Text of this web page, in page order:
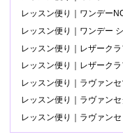
レッスン便り｜ワンデー
レッスン便り｜ワンデー
レッスン便り｜レザーク
レッスン便り｜レザーク
レッスン便り｜ラヴァン
レッスン便り｜ラヴァン
レッスン便り｜ラヴァンセ